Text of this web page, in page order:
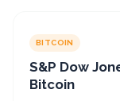
BITCOIN
S&P Dow
Bitcoin